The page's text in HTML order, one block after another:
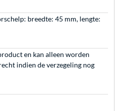
breedte: 45 mm, lengte:
en kan alleen worden
indien de verzegeling nog